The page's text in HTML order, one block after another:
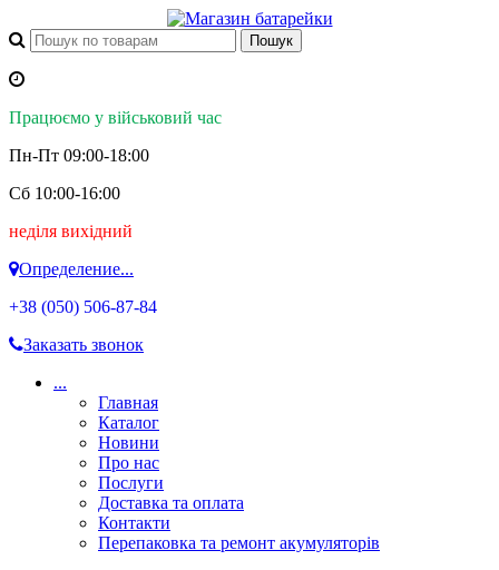
Працюємо у військовий час
Пн-Пт 09:00-18:00
Сб 10:00-16:00
неділя вихідний
Определение...
+38 (050) 506-87-84
Заказать звонок
...
Главная
Каталог
Новини
Про нас
Послуги
Доставка та оплата
Контакти
Перепаковка та ремонт акумуляторів